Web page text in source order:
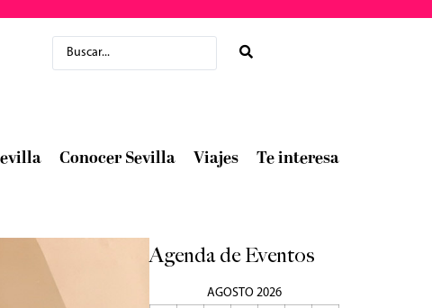
Conocer Sevilla Viajes Te interesa
Agenda de Eventos
AGOSTO 2026